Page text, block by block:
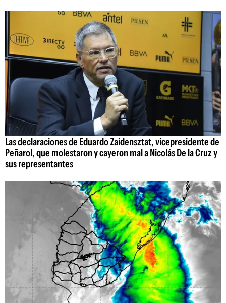
Las declaraciones de Eduardo Zaidensztat, vicepresidente de
Peñarol, que molestaron y cayeron mal a Nicolás De la Cruz y
sus representantes